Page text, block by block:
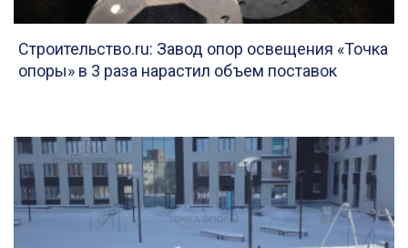
Строительство.ru: Завод опор освещения «Точка
опоры» в 3 раза нарастил объем поставок